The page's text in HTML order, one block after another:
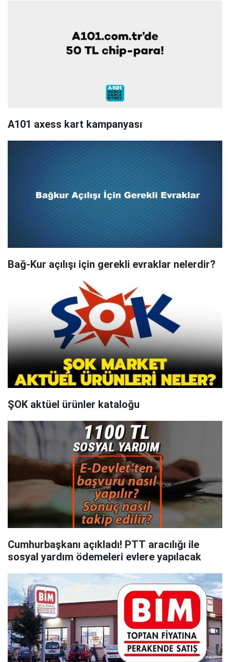
A101 axess kart kampanyası
Bağ-Kur açılışı için gerekli evraklar nelerdir?
ŞOK aktüel ürünler kataloğu
Cumhurbaşkanı açıkladı! PTT aracılığı ile
sosyal yardım ödemeleri evlere yapılacak